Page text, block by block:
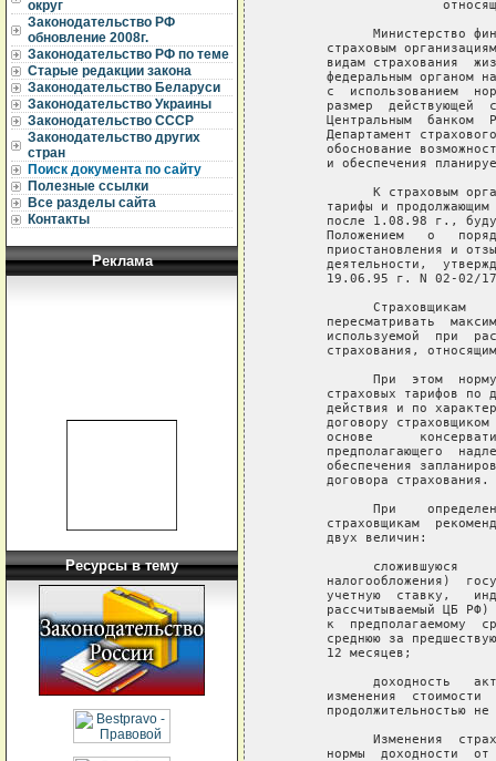
округ
Законодательство РФ
обновление 2008г.
Законодательство РФ по теме
Старые редакции закона
Законодательство Беларуси
Законодательство Украины
Законодательство СССР
Законодательство других
стран
Поиск документа по сайту
Полезные ссылки
Все разделы сайта
Контакты
Реклама
Ресурсы в тему
Министерство
страховым
видам страхования
федеральным органом
с  использованием
размер  действующей
Центральным  банком
Департамент
обоснование
и обеспечения
К страховым
тарифы и
после 1.08.98 г.,
Положением   о
приостановления и
деятельности,
19.06.95 г. N 02-02/
Страховщикам
пересматривать
используемой  при
страхования,
При  этом
страховых тарифов по
действия и по
договору
основе
предполагающего
обеспечения
     договора страхования.
При
страховщикам
     двух величин:
сложившуюся
налогообложения)
учетную  ставку,
рассчитываемый ЦБ
к  предполагаемому
среднюю за
     12 месяцев;
доходность
изменения  стоимости
продолжительностью не
Изменения
нормы  доходности